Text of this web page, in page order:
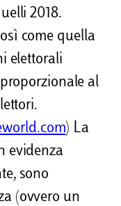
2018.
come quella
elettorali
proporzionale al
) La
evidenza
sono
(ovvero un